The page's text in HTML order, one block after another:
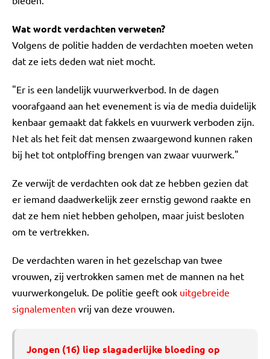
Wat wordt verdachten verweten?
Volgens de politie hadden de verdachten moeten weten
dat ze iets deden wat niet mocht.
"Er is een landelijk vuurwerkverbod. In de dagen
voorafgaand aan het evenement is via de media duidelijk
kenbaar gemaakt dat fakkels en vuurwerk verboden zijn.
Net als het feit dat mensen zwaargewond kunnen raken
bij het tot ontploffing brengen van zwaar vuurwerk."
Ze verwijt de verdachten ook dat ze hebben gezien dat
er iemand daadwerkelijk zeer ernstig gewond raakte en
dat ze hem niet hebben geholpen, maar juist besloten
om te vertrekken.
De verdachten waren in het gezelschap van twee
vrouwen, zij vertrokken samen met de mannen na het
vuurwerkongeluk. De politie geeft ook uitgebreide
signalementen vrij van deze vrouwen.
Jongen (16) liep slagaderlijke bloeding op